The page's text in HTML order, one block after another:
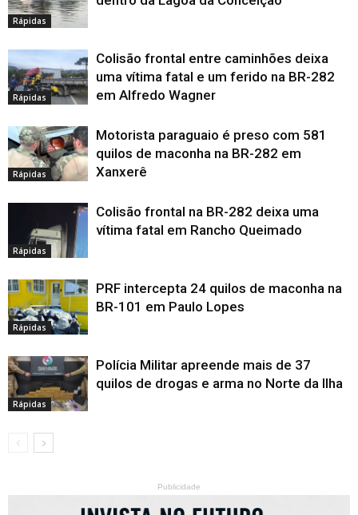
Rápidas
Rápidas
Colisão frontal entre caminhões deixa
uma vítima fatal e um ferido na BR-282
em Alfredo Wagner
Rápidas
Motorista paraguaio é preso com 581
quilos de maconha na BR-282 em
Xanxerê
Rápidas
Colisão frontal na BR-282 deixa uma
vítima fatal em Rancho Queimado
Rápidas
PRF intercepta 24 quilos de maconha na
BR-101 em Paulo Lopes
Rápidas
Polícia Militar apreende mais de 37
quilos de drogas e arma no Norte da Ilha
Publicidade